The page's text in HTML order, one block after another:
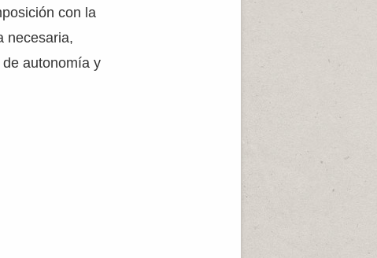
con la
necesaria,
autonomía y